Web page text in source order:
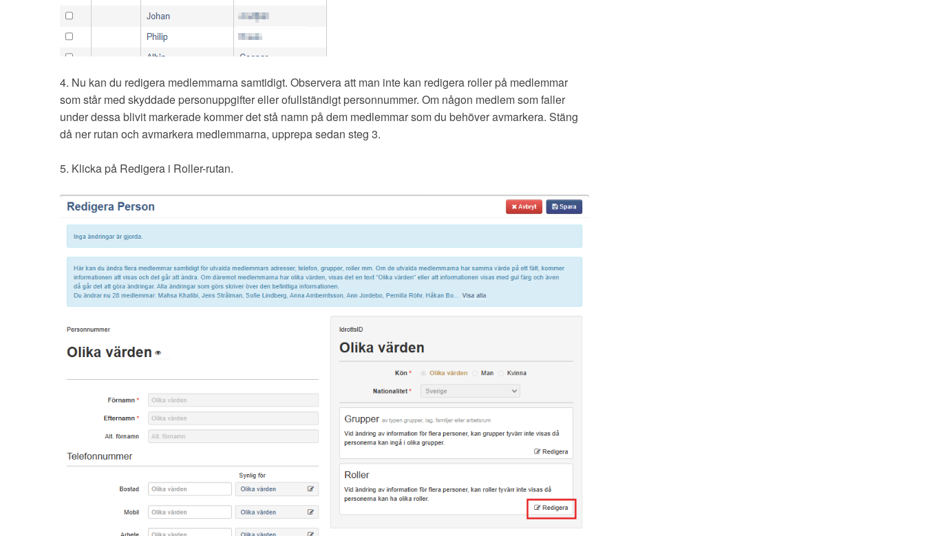
4. Nu kan du redigera medlemmarna samtidigt. Observera att man inte kan redigera roller på medlemmar
som står med skyddade personuppgifter eller ofullständigt personnummer. Om någon medlem som faller
under dessa blivit markerade kommer det stå namn på dem medlemmar som du behöver avmarkera. Stäng
då ner rutan och avmarkera medlemmarna, upprepa sedan steg 3.
5. Klicka på Redigera i Roller-rutan.